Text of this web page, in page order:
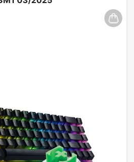
học, chuột Zadez M213